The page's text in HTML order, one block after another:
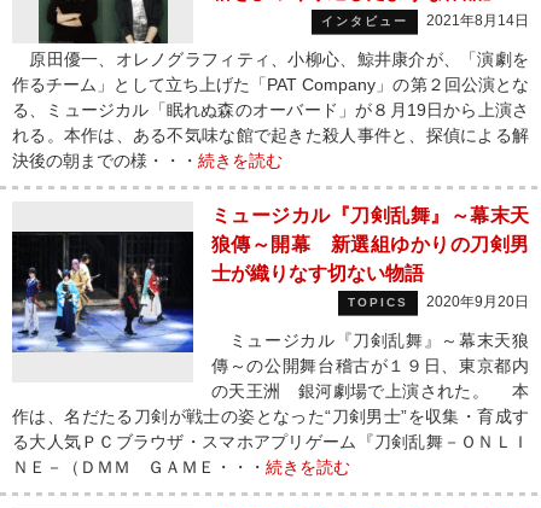
インタビュー 2021年8月14日
原田優一、オレノグラフィティ、小柳心、鯨井康介が、「演劇を
作るチーム」として立ち上げた「PAT Company」の第２回公演とな
る、ミュージカル「眠れぬ森のオーバード」が８月19日から上演さ
れる。本作は、ある不気味な館で起きた殺人事件と、探偵による解
決後の朝までの様・・・ 続きを読む
ミュージカル『刀剣乱舞』～幕末天
狼傳～開幕 新選組ゆかりの刀剣男
士が織りなす切ない物語
TOPICS 2020年9月20日
ミュージカル『刀剣乱舞』～幕末天狼
傳～の公開舞台稽古が１９日、東京都内
の天王洲 銀河劇場で上演された。 本
作は、名だたる刀剣が戦士の姿となった“刀剣男士”を収集・育成す
る大人気ＰＣブラウザ・スマホアプリゲーム『刀剣乱舞－ＯＮＬＩ
ＮＥ－（ＤＭＭ ＧＡＭＥ・・・ 続きを読む